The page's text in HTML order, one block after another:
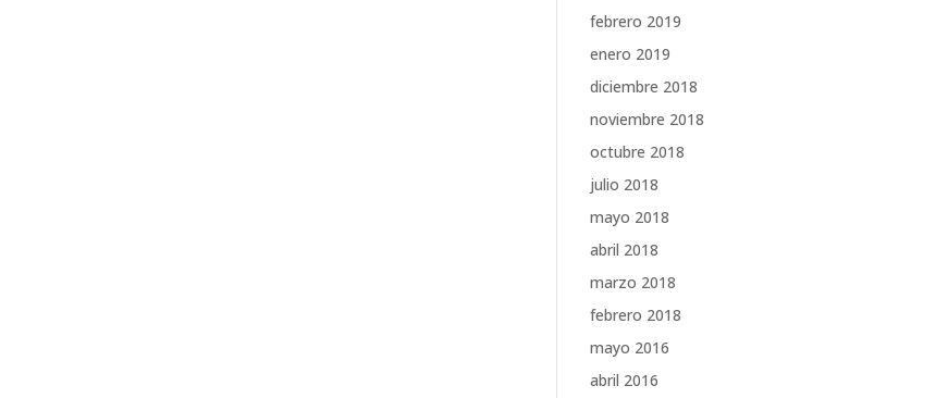
febrero 2019
enero 2019
diciembre 2018
noviembre 2018
octubre 2018
julio 2018
mayo 2018
abril 2018
marzo 2018
febrero 2018
mayo 2016
abril 2016